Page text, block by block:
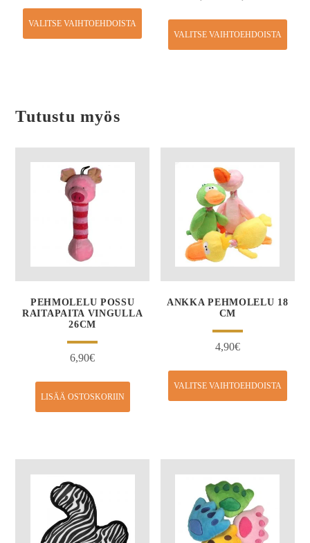
VALITSE VAIHTOEHDOISTA
VALITSE VAIHTOEHDOISTA
Tutustu myös
PEHMOLELU POSSU
RAITAPAITA VINGULLA
26CM
6,90€
LISÄÄ OSTOSKORIIN
ANKKA PEHMOLELU 18
CM
4,90€
VALITSE VAIHTOEHDOISTA